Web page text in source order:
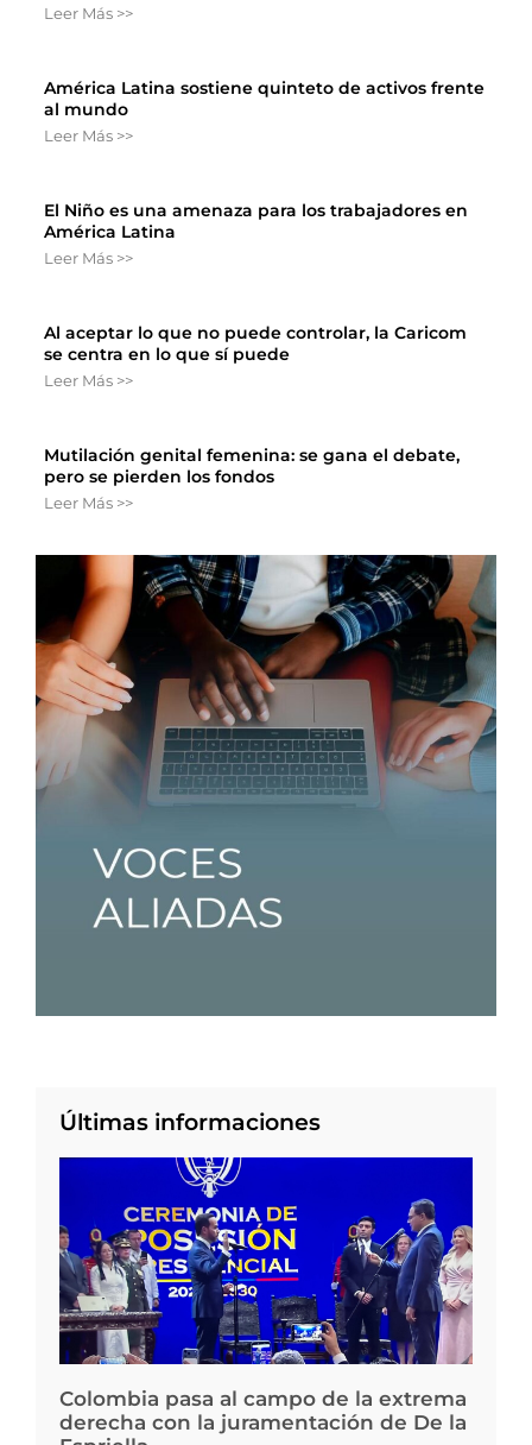
Leer Más >>
América Latina sostiene quinteto de activos frente
al mundo
Leer Más >>
El Niño es una amenaza para los trabajadores en
América Latina
Leer Más >>
Al aceptar lo que no puede controlar, la Caricom
se centra en lo que sí puede
Leer Más >>
Mutilación genital femenina: se gana el debate,
pero se pierden los fondos
Leer Más >>
Últimas informaciones
Colombia pasa al campo de la extrema
derecha con la juramentación de De la